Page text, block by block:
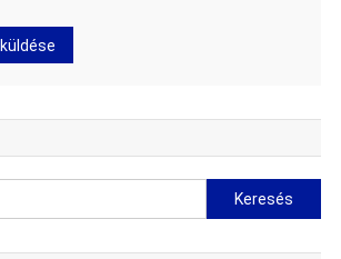
Keresés: